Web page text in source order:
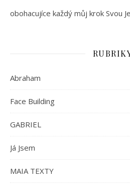
obohacujíce každý můj krok Svou
Abraham
Face Building
GABRIEL
Já Jsem
MAIA TEXTY